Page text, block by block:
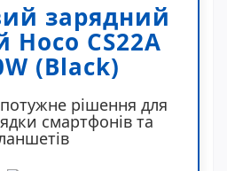
зарядний
Hoco CS22A
(Black)
рішення для
смартфонів та